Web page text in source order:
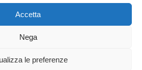
Accetta
Nega
le preferenzeè ispirato a criteri di